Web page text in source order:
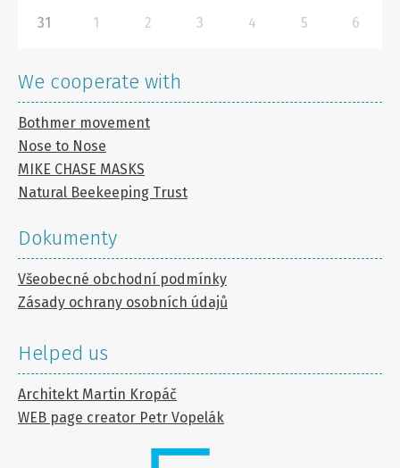
31 1 2 3 4 5 6
We cooperate with
Bothmer movement
Nose to Nose
MIKE CHASE MASKS
Natural Beekeeping Trust
Dokumenty
Všeobecné obchodní podmínky
Zásady ochrany osobních údajů
Helped us
Architekt Martin Kropáč
WEB page creator Petr Vopelák